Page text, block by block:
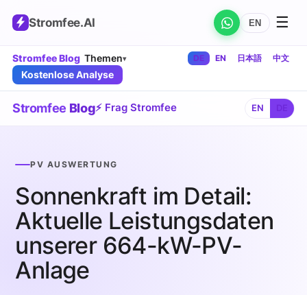
Stromfee.AI EN ☰
Stromfee Blog Themen▾ DE EN 日本語 中文
Kostenlose Analyse
Stromfee Blog⚡ Frag Stromfee EN
PV AUSWERTUNG
Sonnenkraft im Detail:
Aktuelle Leistungsdaten
unserer 664-kW-PV-
Anlage